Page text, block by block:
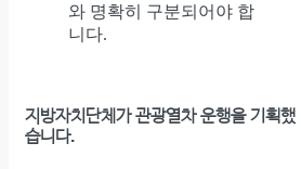
와 명확히 구분되어야 합
니다.
지방자치단체가 관광열차 운행을 기획했
습니다.